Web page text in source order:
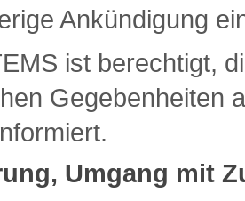
Ankündigung
ist berechtigt,
Gegebenheiten
Umgang mit